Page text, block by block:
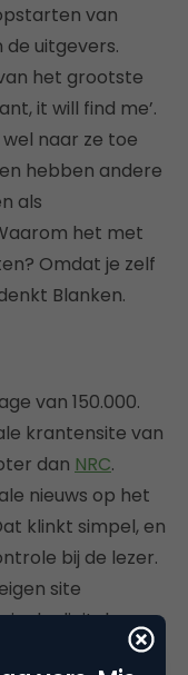
van
uitgevers.
het grootste
it will find me’.
naar ze toe
hebben andere
als
het met
Omdat je zelf
Blanken.
van 150.000.
krantensite van
dan NRC.
nieuws op het
klinkt simpel, en
bij de lezer.
site
in de digitale